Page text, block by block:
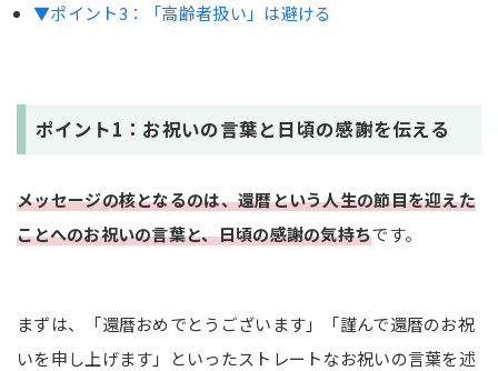
ユーモアを交えた面白いメッセージ【例文5選】
▼ポイント3：「高齢者扱い」は避ける
ポイント1：お祝いの言葉と日頃の感謝を伝える
メッセージの核となるのは、還暦という人生の節目を迎えた
ことへのお祝いの言葉と、日頃の感謝の気持ちです。
まずは、「還暦おめでとうございます」「謹んで還暦のお祝
いを申し上げます」といったストレートなお祝いの言葉を述